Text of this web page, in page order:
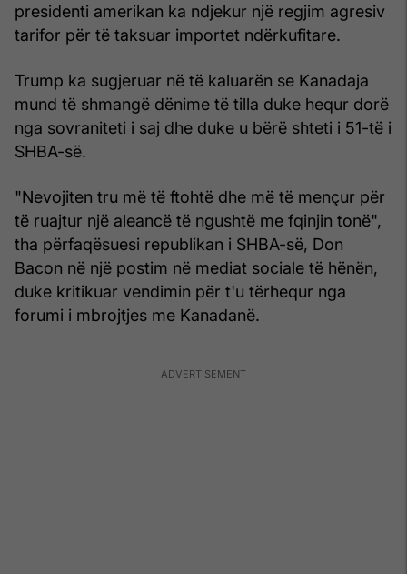
presidenti amerikan ka ndjekur një regjim agresiv
tarifor për të taksuar importet ndërkufitare.
Trump ka sugjeruar në të kaluarën se Kanadaja
mund të shmangë dënime të tilla duke hequr dorë
nga sovraniteti i saj dhe duke u bërë shteti i 51-të i
SHBA-së.
"Nevojiten tru më të ftohtë dhe më të mençur për
të ruajtur një aleancë të ngushtë me fqinjin tonë",
tha përfaqësuesi republikan i SHBA-së, Don
Bacon në një postim në mediat sociale të hënën,
duke kritikuar vendimin për t'u tërhequr nga
forumi i mbrojtjes me Kanadanë.